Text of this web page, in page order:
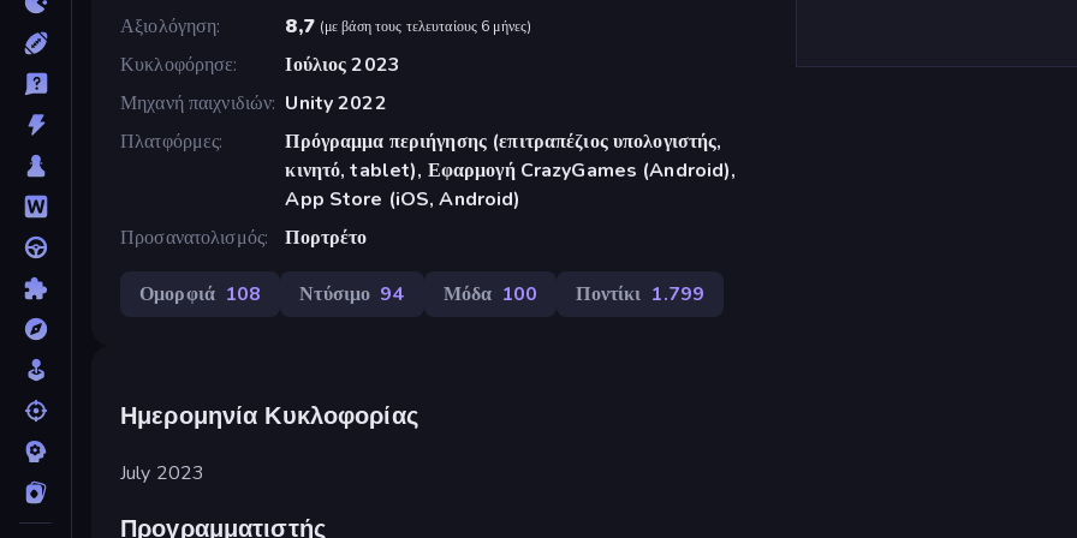
Αξιολόγηση
8,7 (με βάση τους τελευταίους 6 μήνες)
Κυκλοφόρησε
Ιούλιος 2023
Μηχανή παιχνιδιών Unity 2022
Πλατφόρμες
Πρόγραμμα περιήγησης (επιτραπέζιος υπολογιστής,
κινητό, tablet), Εφαρμογή CrazyGames (Android),
App Store (iOS, Android)
Προσανατολισμός
Πορτρέτο
Ομορφιά 108 Ντύσιμο 94 Μόδα 100 Ποντίκι 1.799
Ημερομηνία Κυκλοφορίας
July 2023
Προγραμματιστής